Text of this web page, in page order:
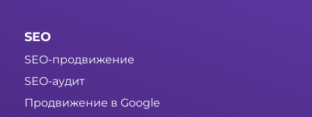
SEO
SEO-продвижение
SEO-аудит
Продвижение в Google